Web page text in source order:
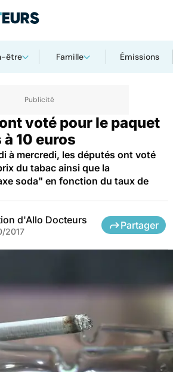
être Famille Émissions
publiquePolitique santé
voté pour le paquet
10 euros
à mercredi, les députés ont voté
du tabac ainsi que la
soda" en fonction du taux de
d'Allo Docteurs
2017
Partager